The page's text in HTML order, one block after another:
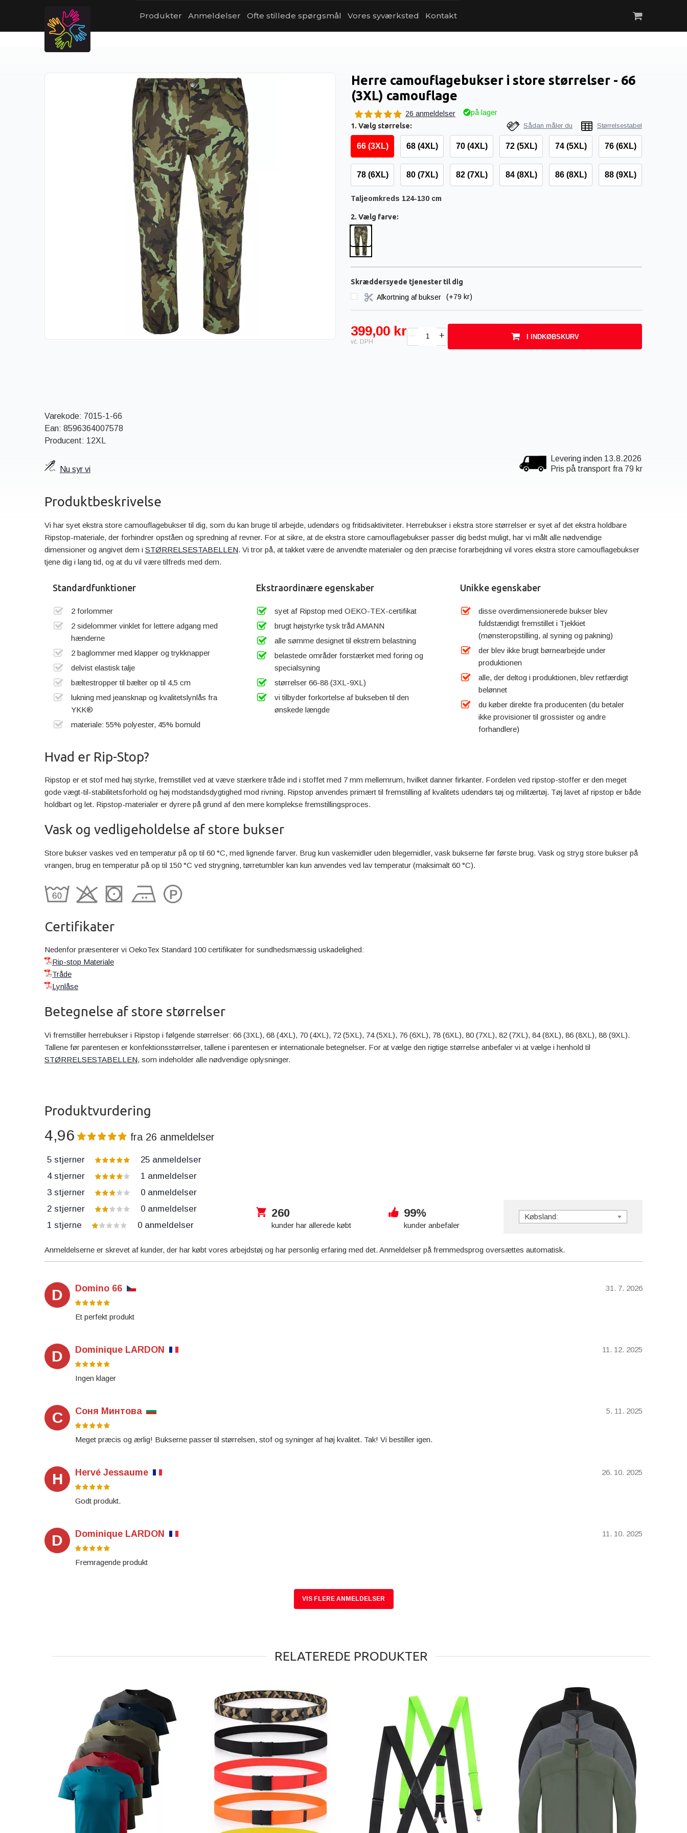
Produkter Anmeldelser Ofte stillede spørgsmål Vores syværksted Kontakt
Herre camouflagebukser i store størrelser - 66
(3XL) camouflage
26 anmeldelser
på lager
1. Vælg størrelse:
Sådan måler du Størrelsestabel
66 (3XL) 68 (4XL) 70 (4XL) 72 (5XL) 74 (5XL) 76 (6XL)
78 (6XL) 80 (7XL) 82 (7XL) 84 (8XL) 86 (8XL) 88 (9XL)
Taljeomkreds 124-130 cm
2. Vælg farve:
Skræddersyede tjenester til dig
Afkortning af bukser
(+79 kr)
399,00 kr
vč. DPH
– + I INDKØBSKURV
Varekode: 7015-1-66
Ean: 8596364007578
Producent: 12XL
Nu syr vi
Levering inden 13.8.2026
Pris på transport fra 79 kr
Produktbeskrivelse
Vi har syet ekstra store camouflagebukser til dig, som du kan bruge til arbejde, udendørs og fritidsaktiviteter. Herrebukser i ekstra store størrelser er syet af det ekstra holdbare
Ripstop-materiale, der forhindrer opståen og spredning af revner. For at sikre, at de ekstra store camouflagebukser passer dig bedst muligt, har vi målt alle nødvendige
dimensioner og angivet dem i STØRRELSESTABELLEN. Vi tror på, at takket være de anvendte materialer og den præcise forarbejdning vil vores ekstra store camouflagebukser
tjene dig i lang tid, og at du vil være tilfreds med dem.
Standardfunktioner
2 forlommer
2 sidelommer vinklet for lettere adgang med
hænderne
2 baglommer med klapper og trykknapper
delvist elastisk talje
bæltestropper til bælter op til 4,5 cm
lukning med jeansknap og kvalitetslynlås fra
YKK®
materiale: 55% polyester, 45% bomuld
Ekstraordinære egenskaber
syet af Ripstop med OEKO-TEX-certifikat
brugt højstyrke tysk tråd AMANN
alle sømme designet til ekstrem belastning
belastede områder forstærket med foring og
specialsyning
størrelser 66-88 (3XL-9XL)
vi tilbyder forkortelse af bukseben til den
ønskede længde
Unikke egenskaber
disse overdimensionerede bukser blev
fuldstændigt fremstillet i Tjekkiet
(mønsteropstilling, al syning og pakning)
der blev ikke brugt børnearbejde under
produktionen
alle, der deltog i produktionen, blev retfærdigt
belønnet
du køber direkte fra producenten (du betaler
ikke provisioner til grossister og andre
forhandlere)
Hvad er Rip-Stop?
Ripstop er et stof med høj styrke, fremstillet ved at væve stærkere tråde ind i stoffet med 7 mm mellemrum, hvilket danner firkanter. Fordelen ved ripstop-stoffer er den meget
gode vægt-til-stabilitetsforhold og høj modstandsdygtighed mod rivning. Ripstop anvendes primært til fremstilling af kvalitets udendørs tøj og militærtøj. Tøj lavet af ripstop er både
holdbart og let. Ripstop-materialer er dyrere på grund af den mere komplekse fremstillingsproces.
Vask og vedligeholdelse af store bukser
Store bukser vaskes ved en temperatur på op til 60 °C, med lignende farver. Brug kun vaskemidler uden blegemidler, vask bukserne før første brug. Vask og stryg store bukser på
vrangen, brug en temperatur på op til 150 °C ved strygning, tørretumbler kan kun anvendes ved lav temperatur (maksimalt 60 °C).
Certifikater
Nedenfor præsenterer vi OekoTex Standard 100 certifikater for sundhedsmæssig uskadelighed:
Rip-stop Materiale
Tråde
Lynlåse
Betegnelse af store størrelser
Vi fremstiller herrebukser i Ripstop i følgende størrelser: 66 (3XL), 68 (4XL), 70 (4XL), 72 (5XL), 74 (5XL), 76 (6XL), 78 (6XL), 80 (7XL), 82 (7XL), 84 (8XL), 86 (8XL), 88 (9XL).
Tallene før parentesen er konfektionsstørrelser, tallene i parentesen er internationale betegnelser. For at vælge den rigtige størrelse anbefaler vi at vælge i henhold til
STØRRELSESTABELLEN, som indeholder alle nødvendige oplysninger.
Produktvurdering
4,96 fra 26 anmeldelser
5 stjerner 25 anmeldelser
4 stjerner
1 anmeldelser
3 stjerner
0 anmeldelser
2 stjerner
0 anmeldelser
1 stjerne
0 anmeldelser
260
kunder har allerede købt
99%
kunder anbefaler
Købsland:
Anmeldelserne er skrevet af kunder, der har købt vores arbejdstøj og har personlig erfaring med det. Anmeldelser på fremmedsprog oversættes automatisk.
D 31. 7. 2026
Domino 66
Et perfekt produkt
D 11. 12. 2025
Dominique LARDON
Ingen klager
С 5. 11. 2025
Соня Минтова
Meget præcis og ærlig! Bukserne passer til størrelsen, stof og syninger af høj kvalitet. Tak! Vi bestiller igen.
H 26. 10. 2025
Hervé Jessaume
Godt produkt.
D 11. 10. 2025
Dominique LARDON
Fremragende produkt
VIS FLERE ANMELDELSER
RELATEREDE PRODUKTER